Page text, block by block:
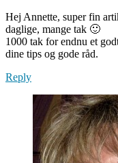
Hej Annette, super fin
daglige, mange tak 🙂
1000 tak for endnu et
dine tips og gode råd.
Reply